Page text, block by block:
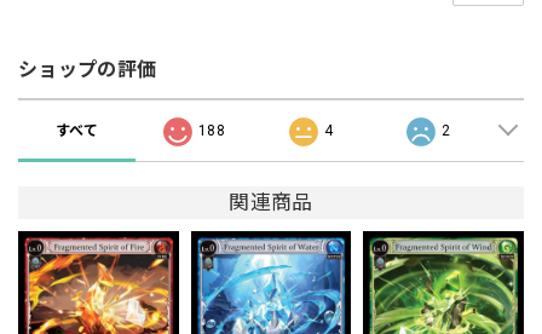
ショップの評価
すべて 188 4 2
関連商品